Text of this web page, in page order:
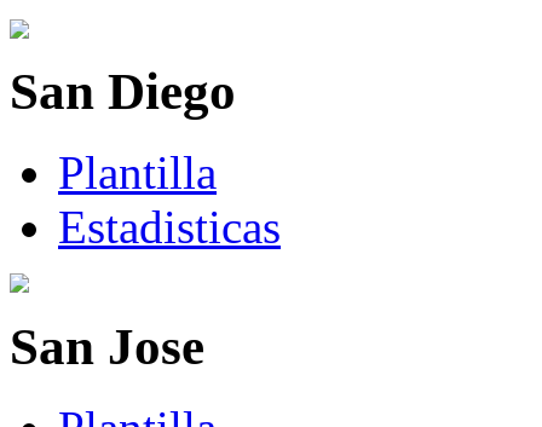
San Diego
Plantilla
Estadisticas
San Jose